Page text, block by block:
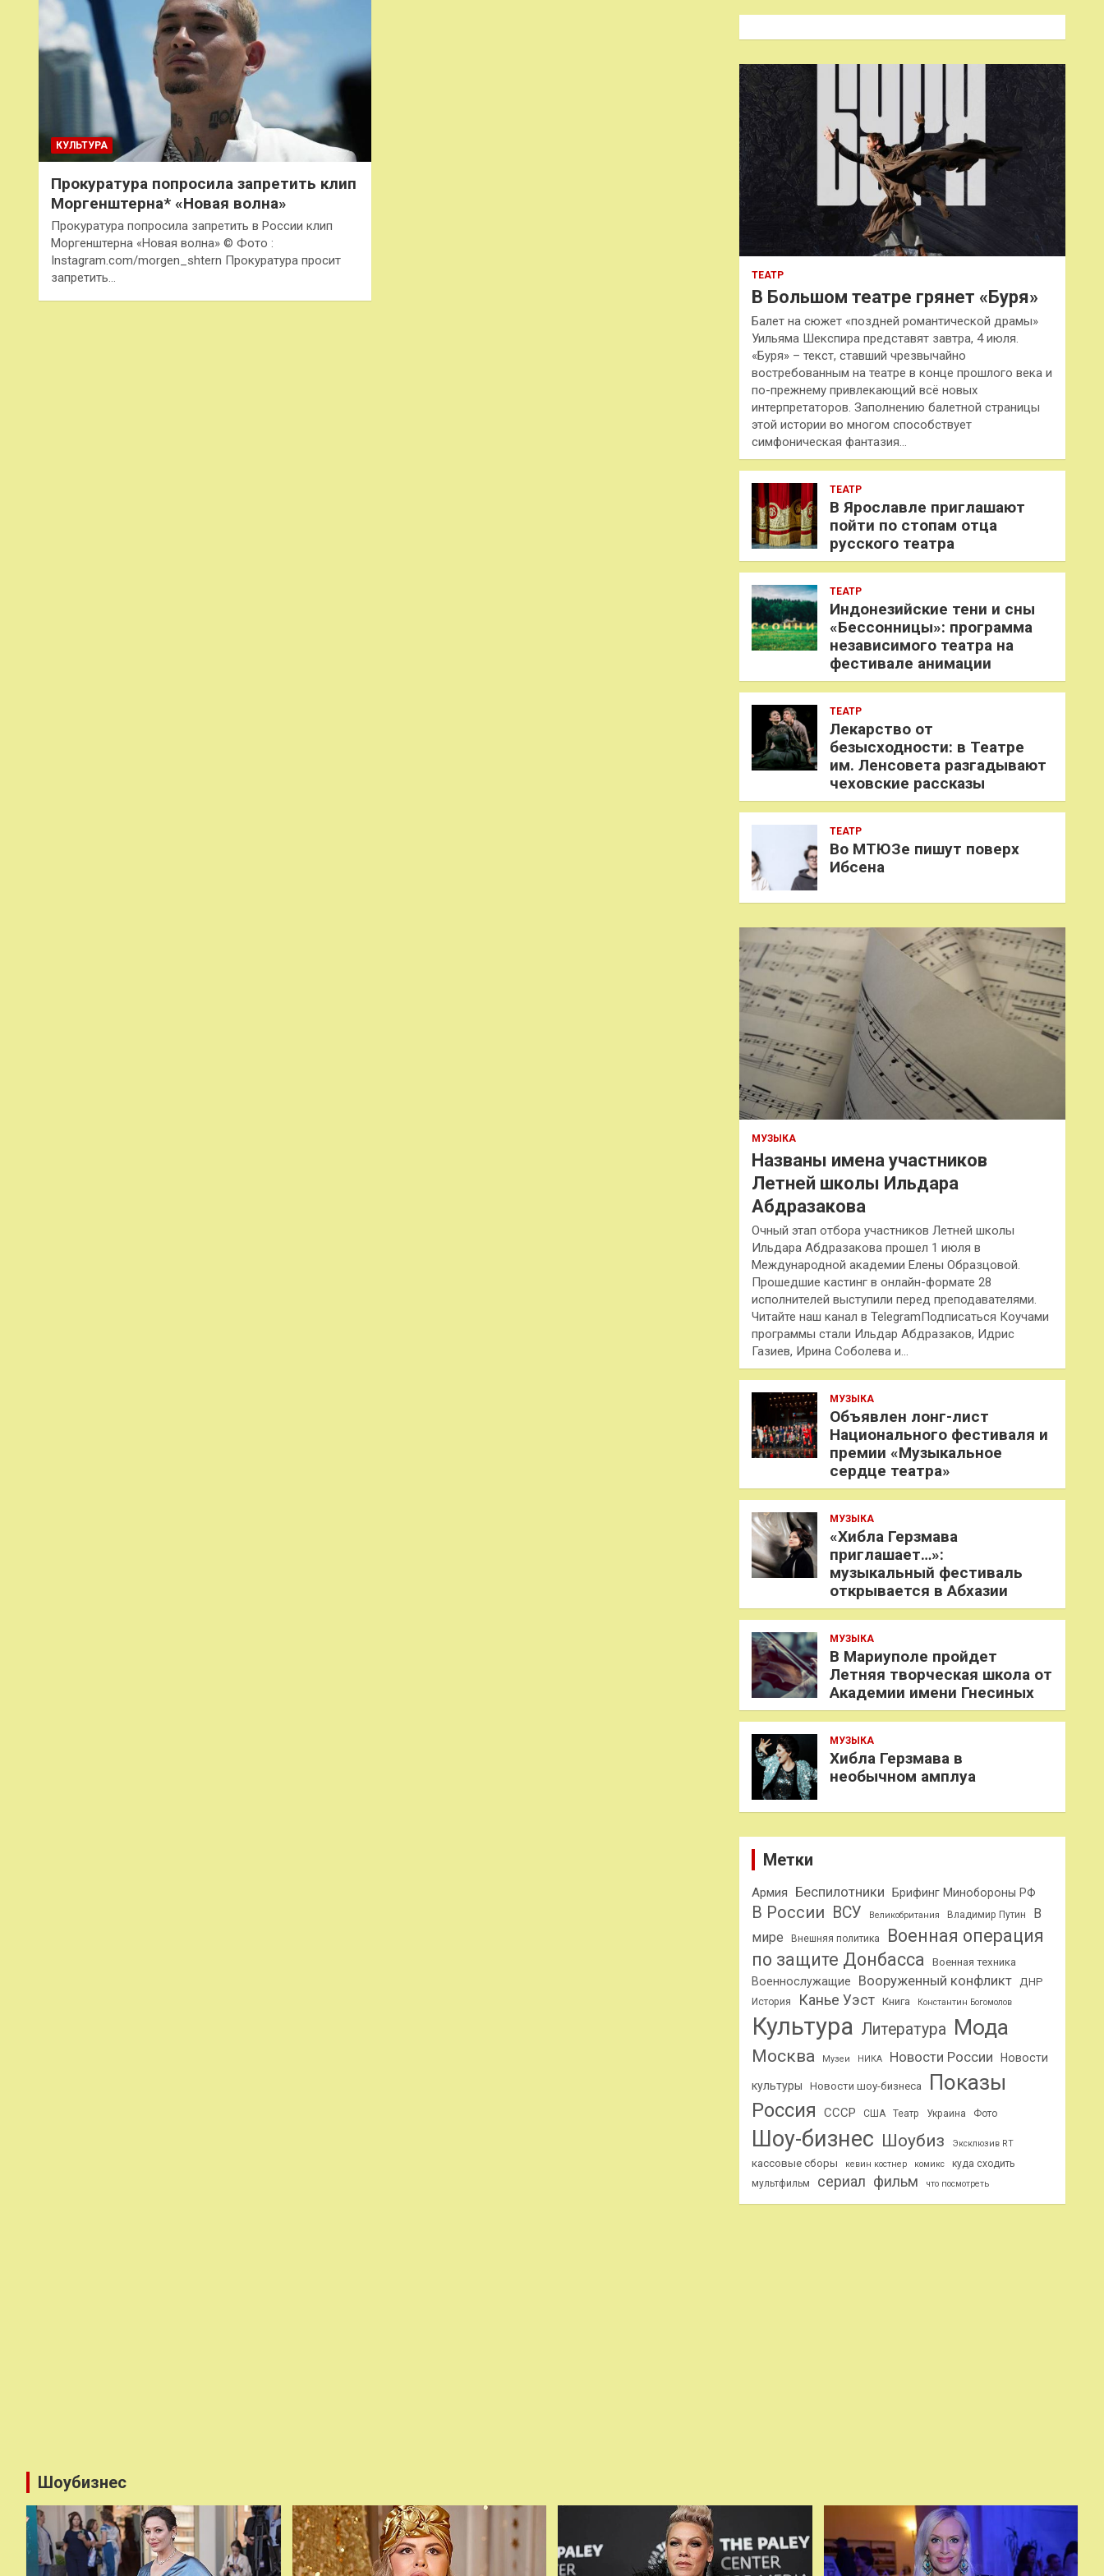
КУЛЬТУРА
Прокуратура попросила запретить клип
Моргенштерна* «Новая волна»
Прокуратура попросила запретить в России клип
Моргенштерна «Новая волна» © Фото :
Instagram.com/morgen_shtern Прокуратура просит
запретить…
к
ТЕАТР
В Большом театре грянет «Буря»
Балет на сюжет «поздней романтической драмы»
Уильяма Шекспира представят завтра, 4 июля.
«Буря» – текст, ставший чрезвычайно
востребованным на театре в конце прошлого века и
по-прежнему привлекающий всё новых
интерпретаторов. Заполнению балетной страницы
этой истории во многом способствует
симфоническая фантазия…
ТЕАТР
В Ярославле приглашают
пойти по стопам отца
русского театра
ТЕАТР
Индонезийские тени и сны
«Бессонницы»: программа
независимого театра на
фестивале анимации
ТЕАТР
Лекарство от
безысходности: в Театре
им. Ленсовета разгадывают
чеховские рассказы
ТЕАТР
Во МТЮЗе пишут поверх
Ибсена
МУЗЫКА
Названы имена участников
Летней школы Ильдара
Абдразакова
Очный этап отбора участников Летней школы
Ильдара Абдразакова прошел 1 июля в
Международной академии Елены Образцовой.
Прошедшие кастинг в онлайн-формате 28
исполнителей выступили перед преподавателями.
Читайте наш канал в TelegramПодписаться Коучами
программы стали Ильдар Абдразаков, Идрис
Газиев, Ирина Соболева и…
МУЗЫКА
Объявлен лонг-лист
Национального фестиваля и
премии «Музыкальное
сердце театра»
МУЗЫКА
«Хибла Герзмава
приглашает…»:
музыкальный фестиваль
открывается в Абхазии
МУЗЫКА
В Мариуполе пройдет
Летняя творческая школа от
Академии имени Гнесиных
МУЗЫКА
Хибла Герзмава в
необычном амплуа
Метки
Армия Беспилотники Брифинг Минобороны РФ
В России ВСУ Великобритания Владимир Путин
В
мире
Внешняя политика
Военная операция
по защите Донбасса
Военная техника
Военнослужащие Вооруженный конфликт ДНР
История Канье Уэст Книга Константин Богомолов
Культура Литература Мода
Москва Музеи НИКА Новости России Новости
культуры Новости шоу-бизнеса Показы
Россия СССР США Театр Украина Фото
Шоу-бизнес Шоубиз Эксклюзив RT
кассовые сборы кевин костнер комикс
куда сходить
мультфильм
сериал фильм что посмотреть
Шоубизнес